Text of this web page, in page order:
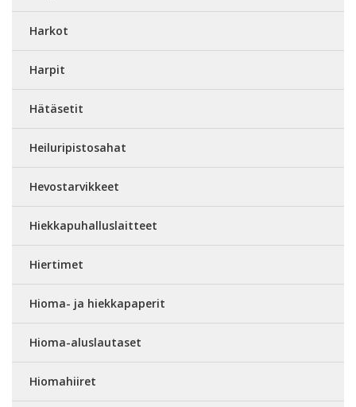
Harkot
Harpit
Hätäsetit
Heiluripistosahat
Hevostarvikkeet
Hiekkapuhalluslaitteet
Hiertimet
Hioma- ja hiekkapaperit
Hioma-aluslautaset
Hiomahiiret